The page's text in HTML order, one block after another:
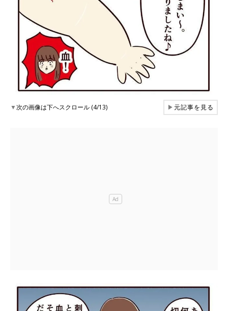
▼次の画像は下へスクロール (4/13) ▶元記事を見る